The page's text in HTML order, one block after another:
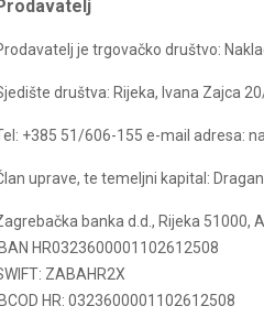
je trgovačko društvo:
društva: Rijeka, Ivana Zajca 20/
+385 51/606-155 e-mail adresa:
uprave, te temeljni kapital:
banka d.d., Rijeka 51000,
HR0323600001102612508
ZABAHR2X
HR: 0323600001102612508